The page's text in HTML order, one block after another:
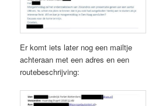
Er komt iets later nog een mailtje
achteraan met een adres en een
routebeschrijving: